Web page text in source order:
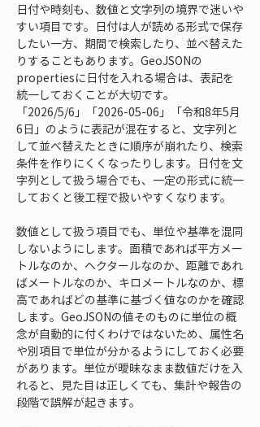
日付や時刻も、数値と文字列の境界で迷いや
すい項目です。日付は人が読める形式で保存
したい一方、期間で検索したり、並べ替えた
りすることもあります。GeoJSONの
propertiesに日付を入れる場合は、表記を
統一しておくことが大切です。
「2026/5/6」「2026-05-06」「令和8年5月
6日」のように表記が混在すると、文字列と
して並べ替えたときに順序が崩れたり、検索
条件を作りにくくなったりします。日付を文
字列として扱う場合でも、一定の形式に統一
しておくと後工程で扱いやすくなります。
数値として扱う項目でも、単位や基準を混同
しないようにします。面積であれば平方メー
トルなのか、ヘクタールなのか、距離であれ
ばメートルなのか、キロメートルなのか、標
高であればどの基準に基づく値なのかを確認
します。GeoJSONの値そのものに単位の概
念が自動的に付くわけではないため、属性名
や別項目で単位が分かるようにしておく必要
があります。単位が曖昧なまま数値だけを入
れると、見た目は正しくても、集計や報告の
段階で誤解が起きます。